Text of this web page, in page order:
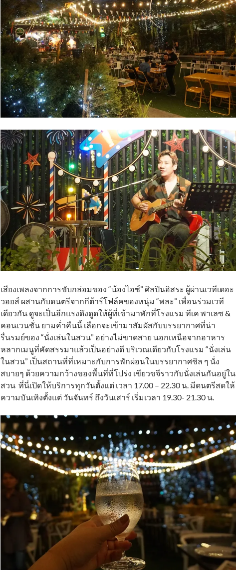
เสียงเพลงจากการขับกล่อมของ “น้องไอซ์” ศิลปินอิสระ ผู้ผ่านเวทีเดอะ
วอยส์ ผสานกับดนตรีจากกีต้าร์โฟล์คของหนุ่ม “พละ” เพื่อนร่วมเวที
เดียวกัน ดูจะเป็นอีกแรงดึงดูดให้ผู้ที่เข้ามาพักที่โรงแรม ทีเค พาเลซ &
คอนเวนชั่น ยามค่ำคืนนี้ เลือกจะเข้ามาสัมผัสกับบรรยากาศที่น่า
รื่นรมย์ของ “นั่งเล่นในสวน” อย่างไม่ขาดสาย นอกเหนือจากอาหาร
หลากเมนูที่คัดสรรมาแล้วเป็นอย่างดี บริเวณเดียวกับโรงแรม “นั่งเล่น
ในสวน” เป็นสถานที่ที่เหมาะกับการพักผ่อนในบรรยากาศชิล ๆ นั่ง
สบายๆ ด้วยความกว้างของพื้นที่ที่โปร่ง เขียวขจีราวกับนั่งเล่นกันอยู่ใน
สวน ที่นี่เปิดให้บริการทุกวันตั้งแต่ เวลา 17.00 – 22.30 น. มีดนตรีสดให้
ความบันเทิงตั้งแต่ วันจันทร์ ถึงวันเสาร์ เริ่มเวลา 19.30- 21.30 น.